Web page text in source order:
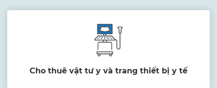
Cho thuê vật tư y và trang thiết bị y tế